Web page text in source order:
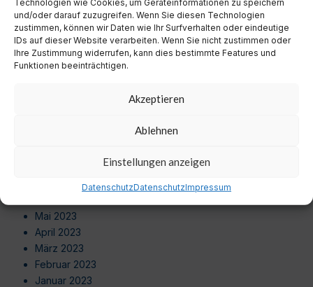
und/oder darauf zuzugreifen. Wenn Sie diesen Technologien
zustimmen, können wir Daten wie Ihr Surfverhalten oder eindeutige
IDs auf dieser Website verarbeiten. Wenn Sie nicht zustimmen oder
Ihre Zustimmung widerrufen, kann dies bestimmte Features und
Funktionen beeinträchtigen.
Akzeptieren
Ablehnen
Einstellungen anzeigen
DatenschutzDatenschutzImpressum
Juni 2024
Mai 2024
April 2024
März 2024
Februar 2024
Mai 2023
April 2023
März 2023
Februar 2023
Januar 2023